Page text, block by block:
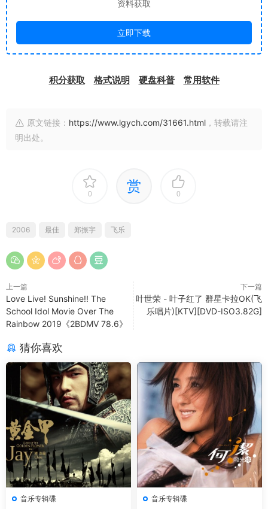
资料获取
立即下载
积分获取 格式说明 硬盘科普 常用软件
原文链接： https://www.lgych.com/31661.html ，转载请注
明出处。
0 赏 0
2006 最佳 郑振宇 飞乐
上一篇
Love Live! Sunshine!! The
School Idol Movie Over The
Rainbow 2019《2BDMV 78.6》
下一篇
叶世荣 - 叶子红了 群星卡拉OK(飞
乐唱片)[KTV][DVD-ISO3.82G]
猜你喜欢
音乐专辑碟
音乐专辑碟